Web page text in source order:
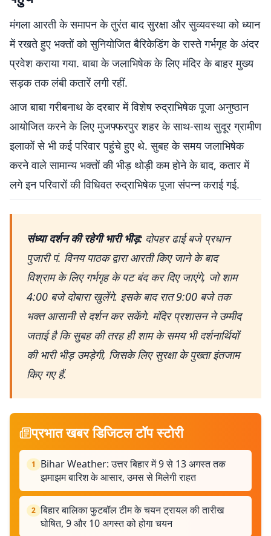
मंगला आरती के समापन के तुरंत बाद सुरक्षा और सुव्यवस्था को ध्यान
में रखते हुए भक्तों को सुनियोजित बैरिकेडिंग के रास्ते गर्भगृह के अंदर
प्रवेश कराया गया. बाबा के जलाभिषेक के लिए मंदिर के बाहर मुख्य
सड़क तक लंबी कतारें लगी रहीं.
आज बाबा गरीबनाथ के दरबार में विशेष रुद्राभिषेक पूजा अनुष्ठान
आयोजित करने के लिए मुजफ्फरपुर शहर के साथ-साथ सुदूर ग्रामीण
इलाकों से भी कई परिवार पहुंचे हुए थे. सुबह के समय जलाभिषेक
करने वाले सामान्य भक्तों की भीड़ थोड़ी कम होने के बाद, कतार में
लगे इन परिवारों की विधिवत रुद्राभिषेक पूजा संपन्न कराई गई.
संध्या दर्शन की रहेगी भारी भीड़: दोपहर ढाई बजे प्रधान
पुजारी पं. विनय पाठक द्वारा आरती किए जाने के बाद
विश्राम के लिए गर्भगृह के पट बंद कर दिए जाएंगे, जो शाम
4:00 बजे दोबारा खुलेंगे. इसके बाद रात 9:00 बजे तक
भक्त आसानी से दर्शन कर सकेंगे. मंदिर प्रशासन ने उम्मीद
जताई है कि सुबह की तरह ही शाम के समय भी दर्शनार्थियों
की भारी भीड़ उमड़ेगी, जिसके लिए सुरक्षा के पुख्ता इंतजाम
किए गए हैं.
प्रभात खबर डिजिटल टॉप स्टोरी
1
Bihar Weather: उत्तर बिहार में 9 से 13 अगस्त तक
झमाझम बारिश के आसार, उमस से मिलेगी राहत
2 बिहार बालिका फुटबॉल टीम के चयन ट्रायल की तारीख
घोषित, 9 और 10 अगस्त को होगा चयन